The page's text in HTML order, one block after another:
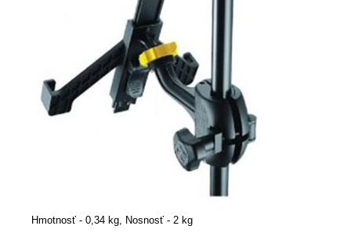
Hmotnosť - 0,34 kg, Nosnosť - 2 kg